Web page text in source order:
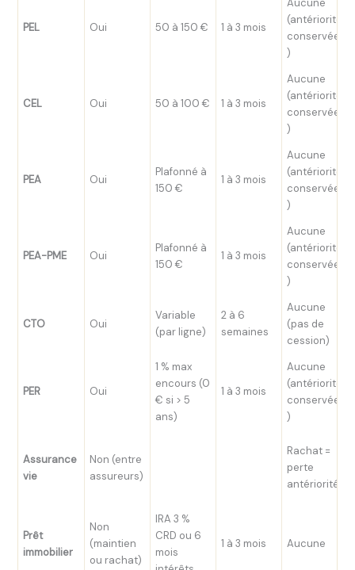
PEL Oui 50 à 150 € 1 à 3 mois
Aucune
(antériorité
conservée
)
CEL Oui 50 à 100 € 1 à 3 mois
Aucune
(antériorité
conservée
)
PEA Oui
Plafonné à
150 €
1 à 3 mois
Aucune
(antériorité
conservée
)
PEA-PME Oui
Plafonné à
150 €
1 à 3 mois
Aucune
(antériorité
conservée
)
CTO Oui
Variable
(par ligne)
2 à 6
semaines
Aucune
(pas de
cession)
PER Oui
1 % max
encours (0
€ si > 5
ans)
1 à 3 mois
Aucune
(antériorité
conservée
)
Assurance
vie
Non (entre
assureurs)
Rachat =
perte
antériorité
Prêt
immobilier
Non
(maintien
ou rachat)
IRA 3 %
CRD ou 6
mois
1 à 3 mois Aucune